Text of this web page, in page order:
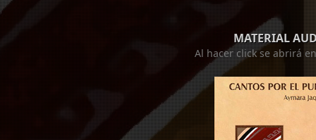
MATERIAL
Al hacer click se abrirá